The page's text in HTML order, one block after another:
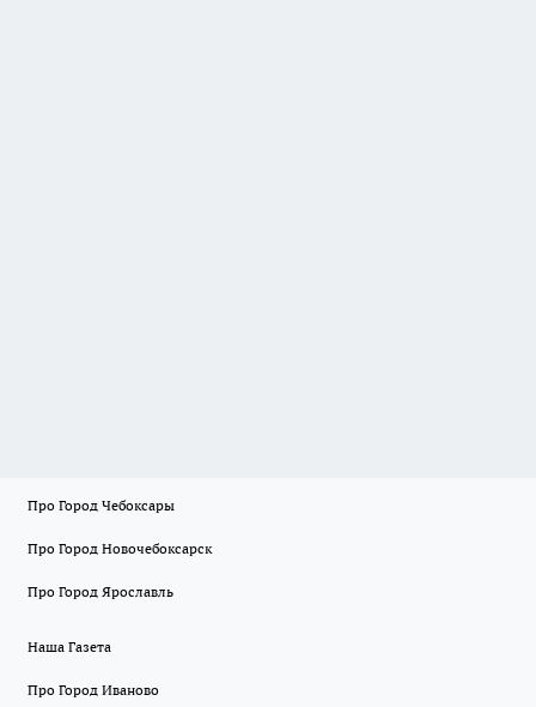
Про Город Чебоксары
Про Город Новочебоксарск
Про Город Ярославль
Наша Газета
Про Город Иваново